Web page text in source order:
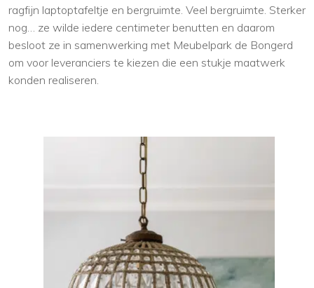
ragfijn laptoptafeltje en bergruimte. Veel bergruimte. Sterker
nog… ze wilde iedere centimeter benutten en daarom
besloot ze in samenwerking met Meubelpark de Bongerd
om voor leveranciers te kiezen die een stukje maatwerk
konden realiseren.